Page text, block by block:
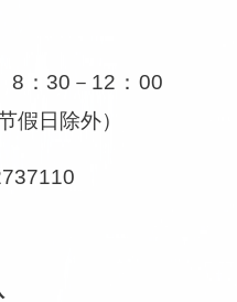
8：30－12：00
假日除外）